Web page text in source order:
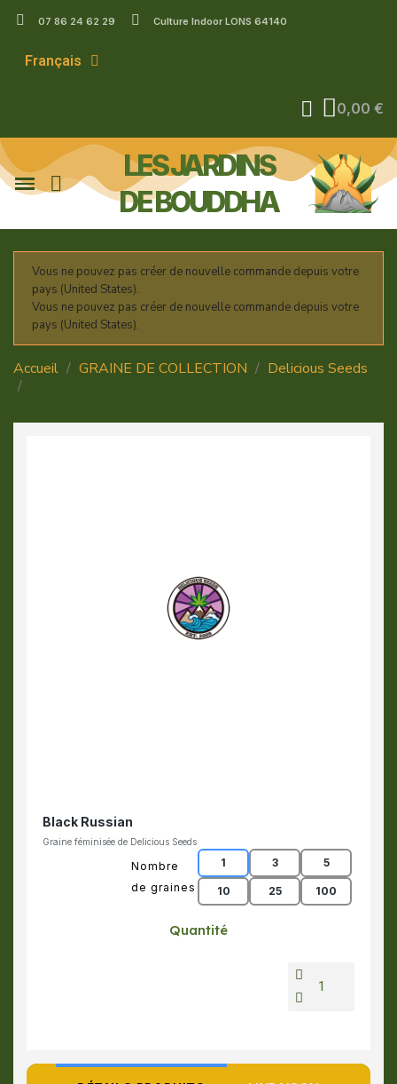
07 86 24 62 29 Culture Indoor LONS 64140
Français
0,00 €
LES JARDINS
DE BOUDDHA
Vous ne pouvez pas créer de nouvelle commande depuis votre
pays (United States).
Vous ne pouvez pas créer de nouvelle commande depuis votre
pays (United States).
Accueil GRAINE DE COLLECTION
Delicious Seeds
Black Russian
Graine féminisée de Delicious Seeds
Nombre
de graines
1 3 5
10 25 100
Quantité